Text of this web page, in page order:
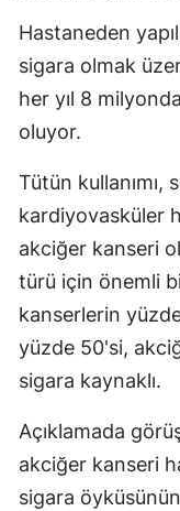
Hastaneden
sigara olmak
her yıl 8
oluyor.
Tütün kullanımı,
kardiyovasküler
akciğer kanseri
türü için önemli
kanserlerin
yüzde 50'si,
sigara kaynaklı.
Açıklamada
akciğer kanseri
sigara